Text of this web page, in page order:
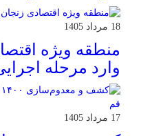
18 مرداد 1405
منطقه ویژه
وارد مرحله
17 مرداد 1405